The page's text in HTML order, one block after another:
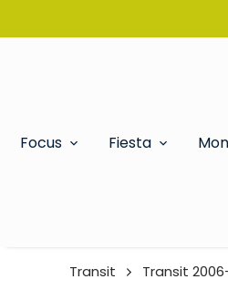
Focus Fiesta
Transit Transit